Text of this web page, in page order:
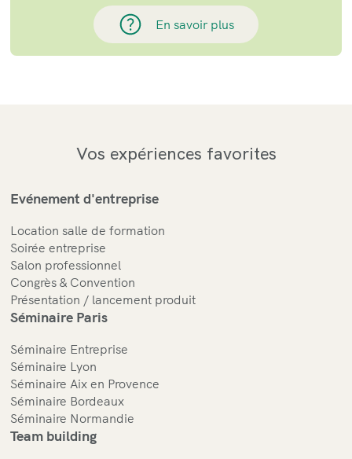
En savoir plus
Vos expériences favorites
Evénement d'entreprise
Location salle de formation
Soirée entreprise
Salon professionnel
Congrès & Convention
Présentation / lancement produit
Séminaire Paris
Séminaire Entreprise
Séminaire Lyon
Séminaire Aix en Provence
Séminaire Bordeaux
Séminaire Normandie
Team building